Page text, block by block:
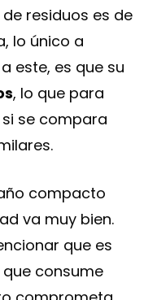
residuos es de
lo único a
este, es que su
, lo que para
se compara
compacto
va muy bien.
que es
consume